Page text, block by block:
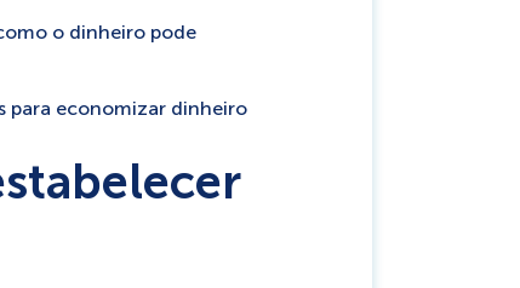
o dinheiro pode
para economizar dinheiro